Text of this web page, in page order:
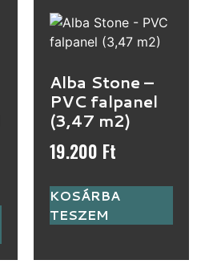
Alba Stone –
PVC falpanel
(3,47 m2)
19.200 Ft
KOSÁRBA
TESZEM